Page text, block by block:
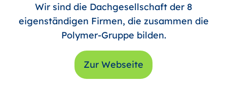
Wir sind die Dachgesellschaft der 8
eigenständigen Firmen, die zusammen die
Polymer-Gruppe bilden.
Zur Webseite